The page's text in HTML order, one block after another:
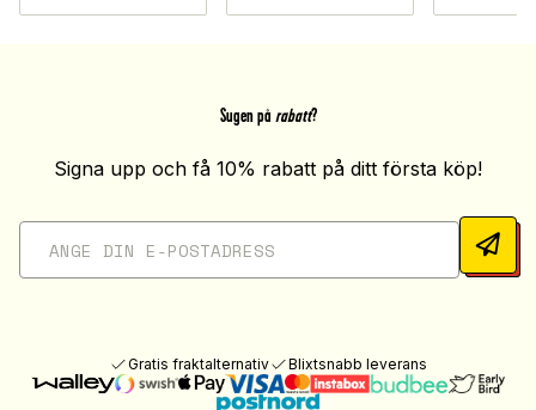
Sugen på rabatt?
Signa upp och få 10% rabatt på ditt första köp!
Gratis fraktalternativ Blixtsnabb leverans